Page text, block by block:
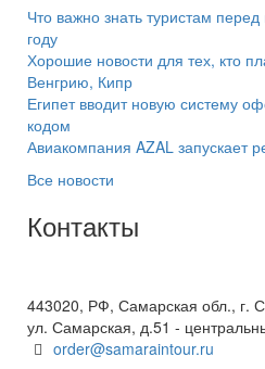
Что важно знать туристам
году
Хорошие новости для тех, кто
Венгрию, Кипр
Египет вводит новую систему
кодом
Авиакомпания AZAL запускает
Все новости
Контакты
443020, РФ, Самарская обл., г.
ул. Самарская, д.51 -
order@samaraintour.ru